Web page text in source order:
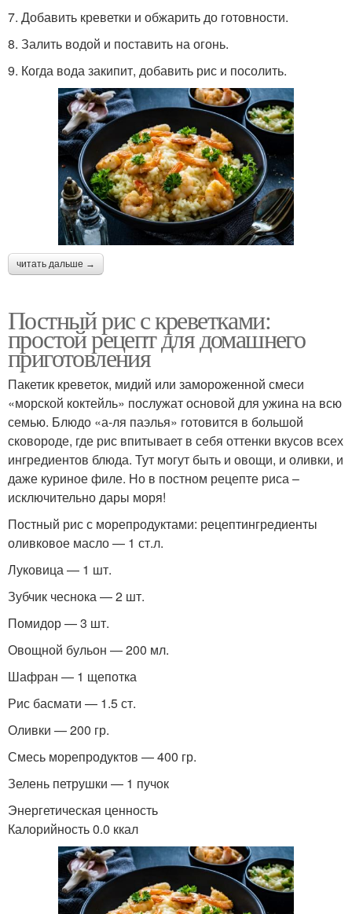
7. Добавить креветки и обжарить до готовности.
8. Залить водой и поставить на огонь.
9. Когда вода закипит, добавить рис и посолить.
читать дальше →
Постный рис с креветками:
простой рецепт для домашнего
приготовления
Пакетик креветок, мидий или замороженной смеси
«морской коктейль» послужат основой для ужина на всю
семью. Блюдо «а-ля паэлья» готовится в большой
сковороде, где рис впитывает в себя оттенки вкусов всех
ингредиентов блюда. Тут могут быть и овощи, и оливки, и
даже куриное филе. Но в постном рецепте риса –
исключительно дары моря!
Постный рис с морепродуктами: рецептингредиенты
оливковое масло — 1 ст.л.
Луковица — 1 шт.
Зубчик чеснока — 2 шт.
Помидор — 3 шт.
Овощной бульон — 200 мл.
Шафран — 1 щепотка
Рис басмати — 1.5 ст.
Оливки — 200 гр.
Смесь морепродуктов — 400 гр.
Зелень петрушки — 1 пучок
Энергетическая ценность
Калорийность 0.0 ккал